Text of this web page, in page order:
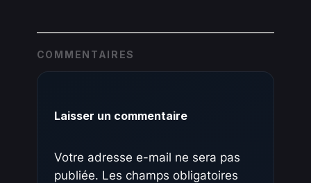
COMMENTAIRES
Laisser un commentaire
Votre adresse e-mail ne sera pas
publiée. Les champs obligatoires